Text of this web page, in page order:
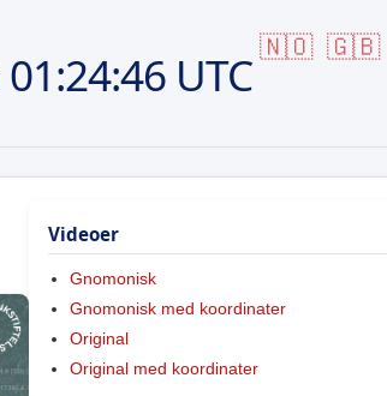
🇳🇴 🇬🇧
01:24:46 UTC
Videoer
Gnomonisk
Gnomonisk med koordinater
Original
Original med koordinater